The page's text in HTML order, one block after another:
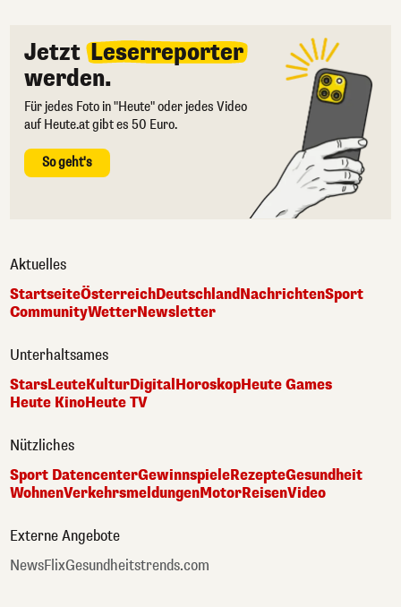
Jetzt Leserreporter
werden.
Für jedes Foto in "Heute" oder jedes Video
auf Heute.at gibt es 50 Euro.
So geht's
Aktuelles
StartseiteÖsterreichDeutschlandNachrichtenSport
CommunityWetterNewsletter
Unterhaltsames
StarsLeuteKulturDigitalHoroskopHeute Games
Heute KinoHeute TV
Nützliches
Sport DatencenterGewinnspieleRezepteGesundheit
WohnenVerkehrsmeldungenMotorReisenVideo
Externe Angebote
NewsFlixGesundheitstrends.com